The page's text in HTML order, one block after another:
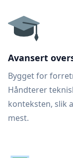
Avansert
Bygget for
Håndterer
konteksten, slik
mest.